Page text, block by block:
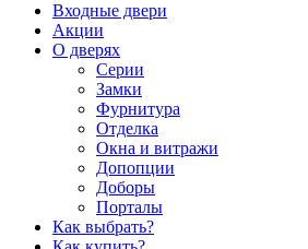
Входные двери
Акции
О дверях
Cерии
Замки
Фурнитура
Отделка
Окна и витражи
Допопции
Доборы
Порталы
Как выбрать?